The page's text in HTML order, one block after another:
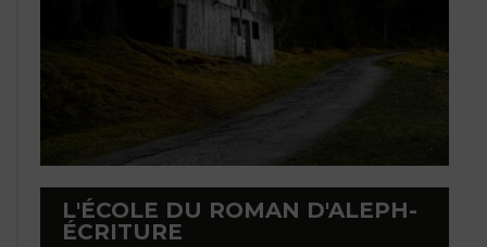
L'ÉCOLE DU ROMAN D'ALEPH-
ÉCRITURE